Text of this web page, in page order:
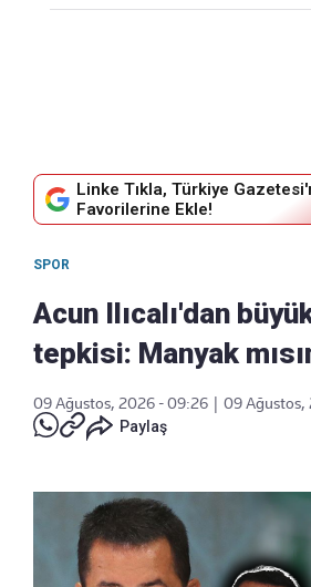
Linke Tıkla, Türkiye
Favorilerine Ekle!
SPOR
Acun Ilıcalı'dan
tepkisi: Manyak
09 Ağustos, 2026 - 09:26
09 Ağustos,
Paylaş